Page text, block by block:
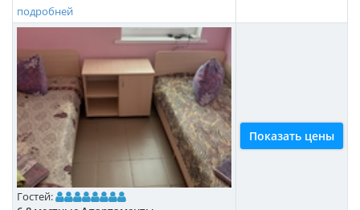
подробней
Гостей:
Показать цены